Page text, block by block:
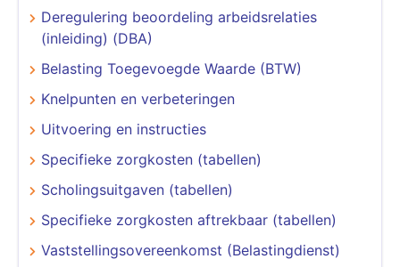
Deregulering beoordeling arbeidsrelaties
(inleiding) (DBA)
Belasting Toegevoegde Waarde (BTW)
Knelpunten en verbeteringen
Uitvoering en instructies
Specifieke zorgkosten (tabellen)
Scholingsuitgaven (tabellen)
Specifieke zorgkosten aftrekbaar (tabellen)
Vaststellingsovereenkomst (Belastingdienst)